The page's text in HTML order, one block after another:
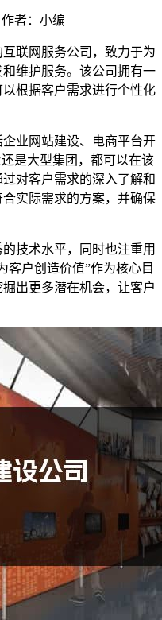
作者：小编
联网服务公司，致力于为
维护服务。该公司拥有一
根据客户需求进行个性化
业网站建设、电商平台开
是大型集团，都可以在该
对客户需求的深入了解和
实际需求的方案，并确保
技术水平，同时也注重用
客户创造价值”作为核心目
出更多潜在机会，让客户